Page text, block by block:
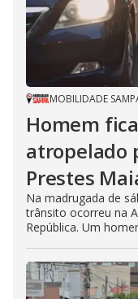
MOBILIDADE
Homem
atropelado
Prestes
Na madrugada de
trânsito ocorreu na
República. Um